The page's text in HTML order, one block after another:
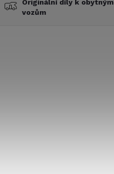
Originální díly k obytným
vozům